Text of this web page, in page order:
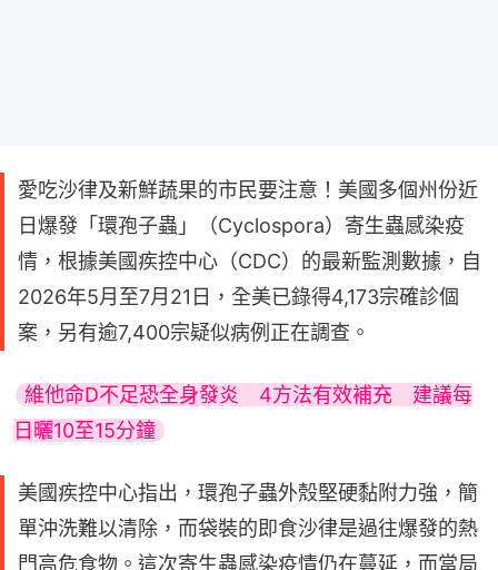
愛吃沙律及新鮮蔬果的市民要注意！美國多個州份近
日爆發「環孢子蟲」（Cyclospora）寄生蟲感染疫
情，根據美國疾控中心（CDC）的最新監測數據，自
2026年5月至7月21日，全美已錄得4,173宗確診個
案，另有逾7,400宗疑似病例正在調查。
維他命D不足恐全身發炎　4方法有效補充　建議每
日曬10至15分鐘
美國疾控中心指出，環孢子蟲外殼堅硬黏附力強，簡
單沖洗難以清除，而袋裝的即食沙律是過往爆發的熱
門高危食物。這次寄生蟲感染疫情仍在蔓延，而當局